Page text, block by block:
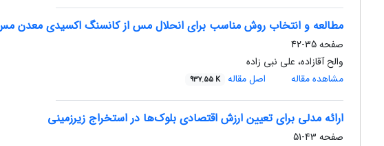
مطالعه و انتخاب روش مناسب برای انحلال مس از کانسنگ اکسیدی معدن
صفحه35-42
والح آقازاده، علی نبی زاده
مشاهده مقاله
اصل مقاله 937.55 K
ارائه مدلی برای تعیین ارزش اقتصادی بلوک‌ها در استخراج زیرزمینی
صفحه 43-51